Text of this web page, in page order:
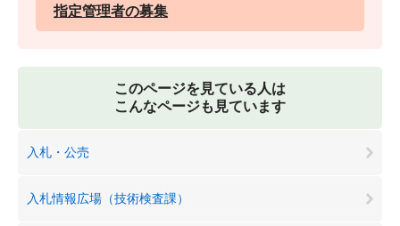
指定管理者の募集
このページを見ている人は
こんなページも見ています
入札・公売
入札情報広場（技術検査課）